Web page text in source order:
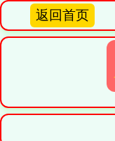
返回首页